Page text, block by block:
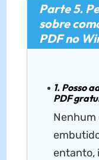
Parte 5.
sobre
PDF no
1. Posso
PDF
Nenhum
entanto,